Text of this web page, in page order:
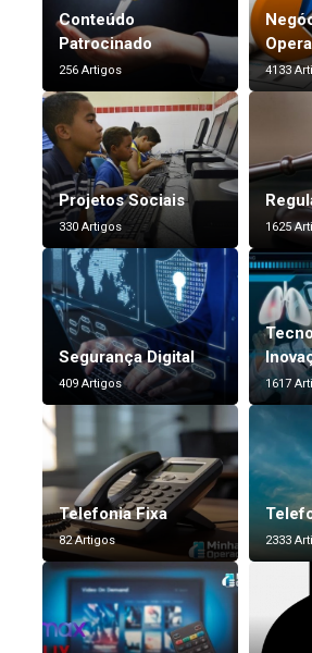
Conteúdo
Patrocinado
256 Artigos 4133
Projetos Sociais
330 Artigos 1625
Segurança Digital
409 Artigos 1617
Telefonia Fixa
82 Artigos 2333